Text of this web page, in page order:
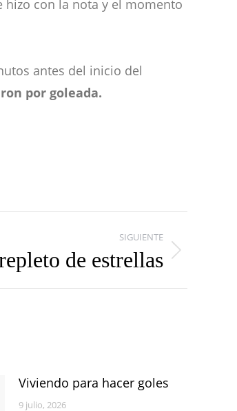
con la nota y el momento
antes del inicio del
por goleada.
SIGUIENTE
de estrellas
Viviendo para hacer goles
9 julio, 2026